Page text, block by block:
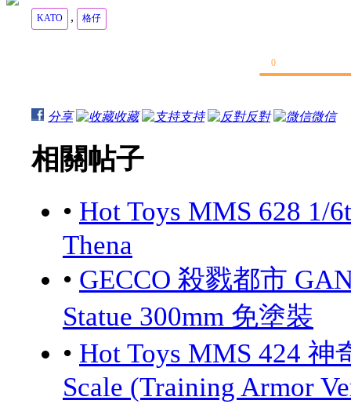
KATO , 格仔
0
分享 收藏 支持 反對 微信
相關帖子
• Hot Toys MMS 628 1/
Thena
• GECCO 殺戮都市
Statue 300mm 免塗裝
• Hot Toys MMS 424 神
Scale (Training Armor